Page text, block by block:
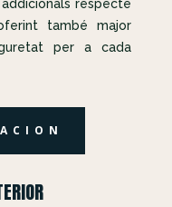
respecte
també major
per a cada